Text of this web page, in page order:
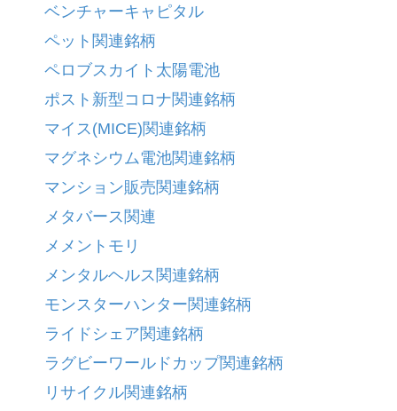
ベンチャーキャピタル
ペット関連銘柄
ペロブスカイト太陽電池
ポスト新型コロナ関連銘柄
マイス(MICE)関連銘柄
マグネシウム電池関連銘柄
マンション販売関連銘柄
メタバース関連
メメントモリ
メンタルヘルス関連銘柄
モンスターハンター関連銘柄
ライドシェア関連銘柄
ラグビーワールドカップ関連銘柄
リサイクル関連銘柄